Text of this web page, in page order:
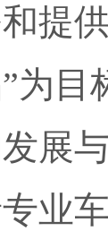
提
为目
展
业